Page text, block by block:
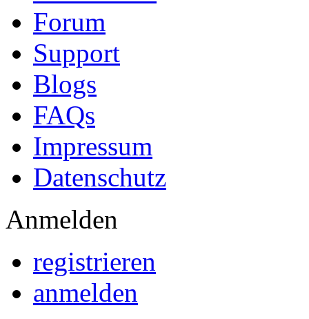
Forum
Support
Blogs
FAQs
Impressum
Datenschutz
Anmelden
registrieren
anmelden